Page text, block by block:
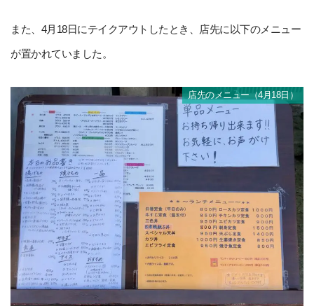
また、4月18日にテイクアウトしたとき、店先に以下のメニュー
が置かれていました。
店先のメニュー（4月18日）